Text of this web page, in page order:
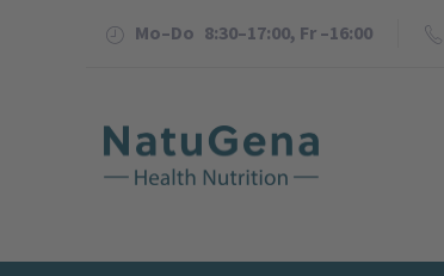
Mo–Do 8:30–17:00, Fr –16:00